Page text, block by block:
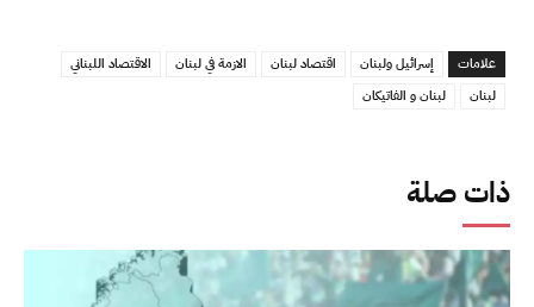
ذات صلة
علامات إسرائيل ولبنان اقتصاد لبنان الازمة في لبنان
الاقتصاد اللبناني
لبنان
لبنان و الفاتيكان